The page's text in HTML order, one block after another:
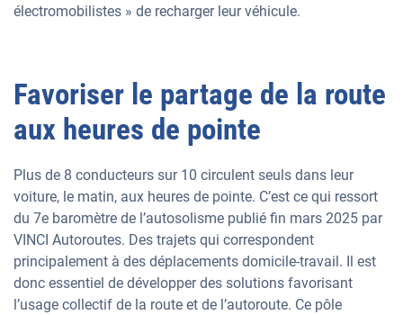
électromobilistes » de recharger leur véhicule.
Favoriser le partage de la route
aux heures de pointe
Plus de 8 conducteurs sur 10 circulent seuls dans leur
voiture, le matin, aux heures de pointe. C’est ce qui ressort
du 7e baromètre de l’autosolisme publié fin mars 2025 par
VINCI Autoroutes. Des trajets qui correspondent
principalement à des déplacements domicile-travail. Il est
donc essentiel de développer des solutions favorisant
l’usage collectif de la route et de l’autoroute. Ce pôle